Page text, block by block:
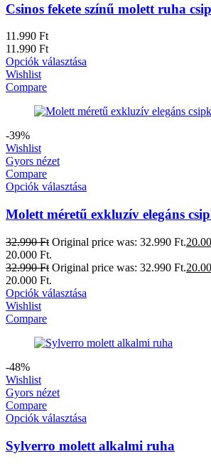
Csinos fekete színű molett ruha
11.990 Ft
11.990 Ft
Opciók választása
Wishlist
Compare
-39%
Wishlist
Gyors nézet
Compare
Opciók választása
Molett méretű exkluzív elegáns
32.990Ft Original price was: 32.990 Ft.
20.000 Ft.
32.990Ft Original price was: 32.990 Ft.
20.000 Ft.
Opciók választása
Wishlist
Compare
-48%
Wishlist
Gyors nézet
Compare
Opciók választása
Sylverro molett alkalmi ruha